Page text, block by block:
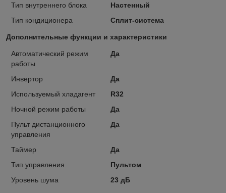
Тип внутреннего блока
Настенный
Тип кондиционера
Сплит-система
Дополнительные функции и характеристики
Автоматический режим
работы
Да
Инвертор
Да
Используемый хладагент
R32
Ночной режим работы
Да
Пульт дистанционного
управления
Да
Таймер
Да
Тип управления
Пультом
Уровень шума
23 дБ